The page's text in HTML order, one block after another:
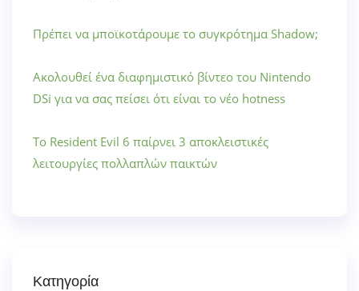
Πρέπει να μποϊκοτάρουμε το συγκρότημα Shadow;
Ακολουθεί ένα διαφημιστικό βίντεο του Nintendo
DSi για να σας πείσει ότι είναι το νέο hotness
Το Resident Evil 6 παίρνει 3 αποκλειστικές
λειτουργίες πολλαπλών παικτών
Κατηγορία